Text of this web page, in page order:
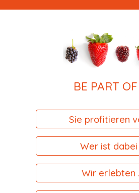
BE PART
Sie profitieren
Wer ist dabei
Wir erlebten